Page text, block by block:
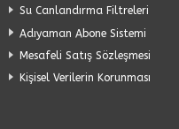
Su Canlandırma Filtreleri
Adıyaman Abone Sistemi
Mesafeli Satış Sözleşmesi
Kişisel Verilerin Korunması